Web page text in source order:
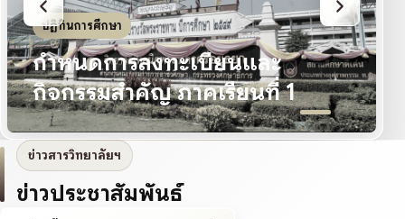
ปฏิทินการศึกษา
กำหนดการลงทะเบียนและ
กิจกรรมสำคัญ ภาคเรียนที่ 1
ข่าวสารวิทยาลัยฯ
ข่าวประชาสัมพันธ์